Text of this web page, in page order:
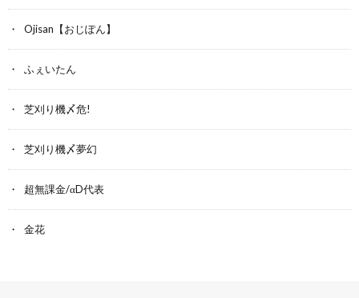
Ojisan【おじぽん】
ふぇいたん
芝刈り機〆危!
芝刈り機〆夢幻
超無課金/αD代表
金花